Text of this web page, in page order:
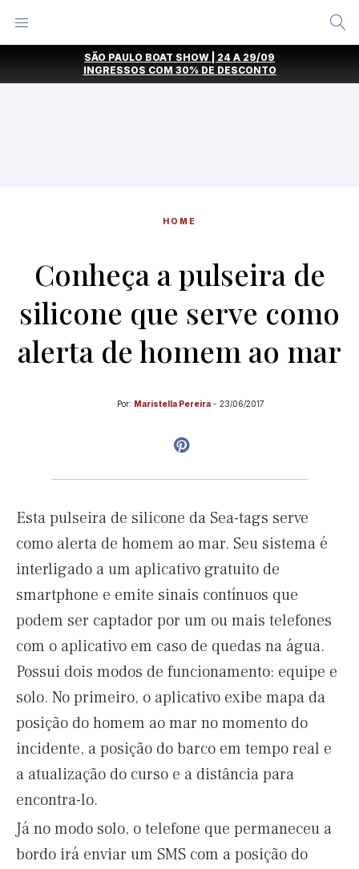
SÃO PAULO BOAT SHOW | 24 A 29/09
INGRESSOS COM 30% DE DESCONTO
HOME
Conheça a pulseira de
silicone que serve como
alerta de homem ao mar
Por: Maristella Pereira - 23/06/2017
Esta pulseira de silicone da Sea-tags serve
como alerta de homem ao mar. Seu sistema é
interligado a um aplicativo gratuito de
smartphone e emite sinais contínuos que
podem ser captador por um ou mais telefones
com o aplicativo em caso de quedas na água.
Possui dois modos de funcionamento: equipe e
solo. No primeiro, o aplicativo exibe mapa da
posição do homem ao mar no momento do
incidente, a posição do barco em tempo real e
a atualização do curso e a distância para
encontra-lo.
Já no modo solo, o telefone que permaneceu a
bordo irá enviar um SMS com a posição do